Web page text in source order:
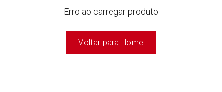
Erro ao carregar produto
Voltar para Home